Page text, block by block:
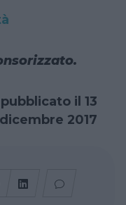
il 13
dicembre 2017